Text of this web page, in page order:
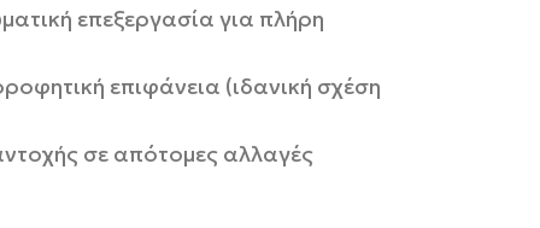
επεξεργασία για πλήρη
επιφάνεια (ιδανική σχέση
σε απότομες αλλαγές